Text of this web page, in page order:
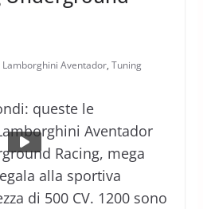
Lamborghini Aventador, Tuning
queste le
Aventador
Racing, mega
alla sportiva
di 500 CV. 1200 sono